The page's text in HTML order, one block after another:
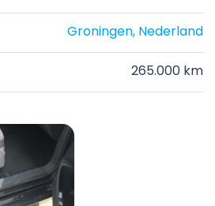
Groningen, Nederland
265.000 km